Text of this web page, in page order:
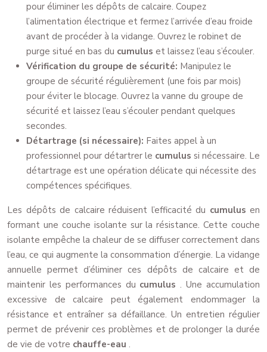
pour éliminer les dépôts de calcaire. Coupez
l’alimentation électrique et fermez l’arrivée d’eau froide
avant de procéder à la vidange. Ouvrez le robinet de
purge situé en bas du cumulus et laissez l’eau s’écouler.
Vérification du groupe de sécurité: Manipulez le
groupe de sécurité régulièrement (une fois par mois)
pour éviter le blocage. Ouvrez la vanne du groupe de
sécurité et laissez l’eau s’écouler pendant quelques
secondes.
Détartrage (si nécessaire): Faites appel à un
professionnel pour détartrer le cumulus si nécessaire. Le
détartrage est une opération délicate qui nécessite des
compétences spécifiques.
Les dépôts de calcaire réduisent l’efficacité du cumulus en
formant une couche isolante sur la résistance. Cette couche
isolante empêche la chaleur de se diffuser correctement dans
l’eau, ce qui augmente la consommation d’énergie. La vidange
annuelle permet d’éliminer ces dépôts de calcaire et de
maintenir les performances du cumulus. Une accumulation
excessive de calcaire peut également endommager la
résistance et entraîner sa défaillance. Un entretien régulier
permet de prévenir ces problèmes et de prolonger la durée
de vie de votre chauffe-eau .